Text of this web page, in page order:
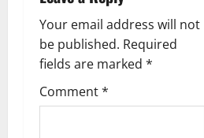
i
g
a
t
Your email address will not
be published. Required
fields are marked *
Comment*